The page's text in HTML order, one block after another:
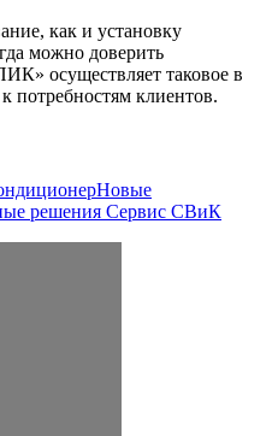
как и установку
можно доверить
осуществляет таковое в
потребностям клиентов.
Новые
решения Сервис СВиК